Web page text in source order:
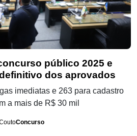
público 2025 e
dos aprovados
imediatas e 263 para cadastro
a mais de R$ 30 mil
Concurso